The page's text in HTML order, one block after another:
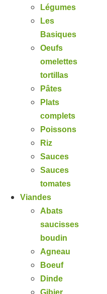
Légumes
Les
Basiques
Oeufs
omelettes
tortillas
Pâtes
Plats
complets
Poissons
Riz
Sauces
Sauces
tomates
Viandes
Abats
saucisses
boudin
Agneau
Boeuf
Dinde